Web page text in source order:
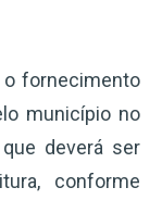
fornecimento
município no
deverá ser
conforme